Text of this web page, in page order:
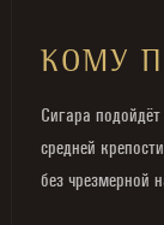
КОМУ
Сигара
средней
без чрезмерной